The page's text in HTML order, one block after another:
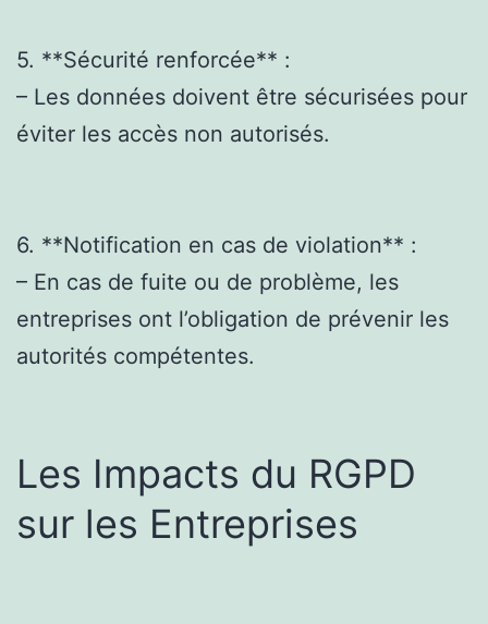
5. **Sécurité renforcée** :
– Les données doivent être sécurisées pour
éviter les accès non autorisés.
6. **Notification en cas de violation** :
– En cas de fuite ou de problème, les
entreprises ont l’obligation de prévenir les
autorités compétentes.
Les Impacts du RGPD
sur les Entreprises